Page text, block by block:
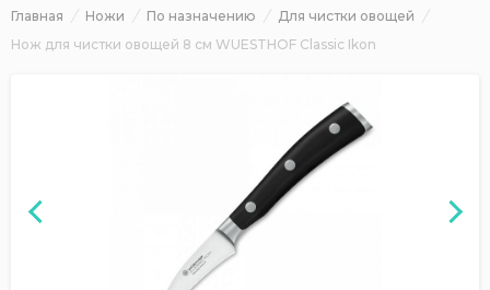
Главная Ножи По назначению
Для чистки овощей
Нож для чистки овощей 8 см WUESTHOF Classic Ikon